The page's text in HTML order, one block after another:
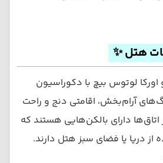
هتل ✨
لوتوس بیچ با دکوراسیون
آرام‌بخش، اقامتی دنج و راحت
اتاق‌ها دارای بالکن‌هایی هستند که
از دریا یا فضای سبز هتل دارند.